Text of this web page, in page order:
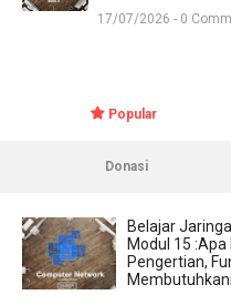
17/07/2026 - 0
Popular
Donasi
Belajar
Modul 15
Pengertian,